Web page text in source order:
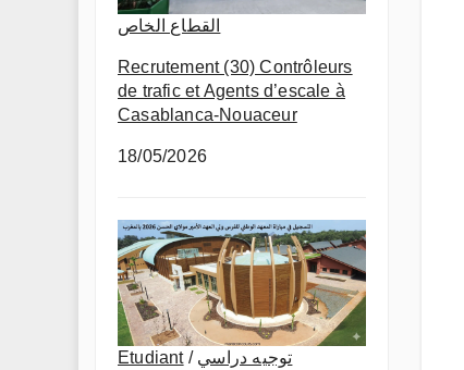
القطاع الخاص
Recrutement (30) Contrôleurs
de trafic et Agents d’escale à
Casablanca-Nouaceur
18/05/2026
Etudiant/ توجيه دراسي